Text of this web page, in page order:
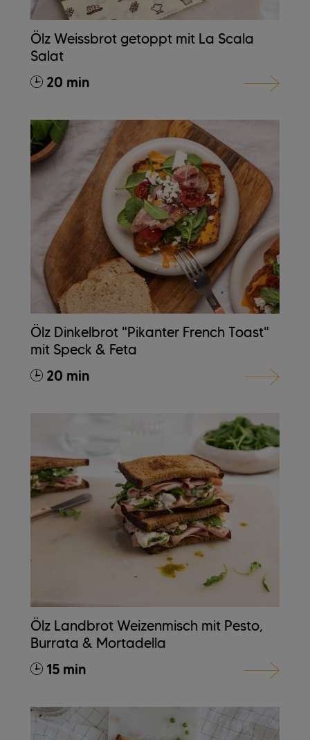
Ölz Weissbrot getoppt mit La Scala
Salat
20 min
Ölz Dinkelbrot "Pikanter French Toast"
mit Speck & Feta
20 min
Ölz Landbrot Weizenmisch mit Pesto,
Burrata & Mortadella
15 min